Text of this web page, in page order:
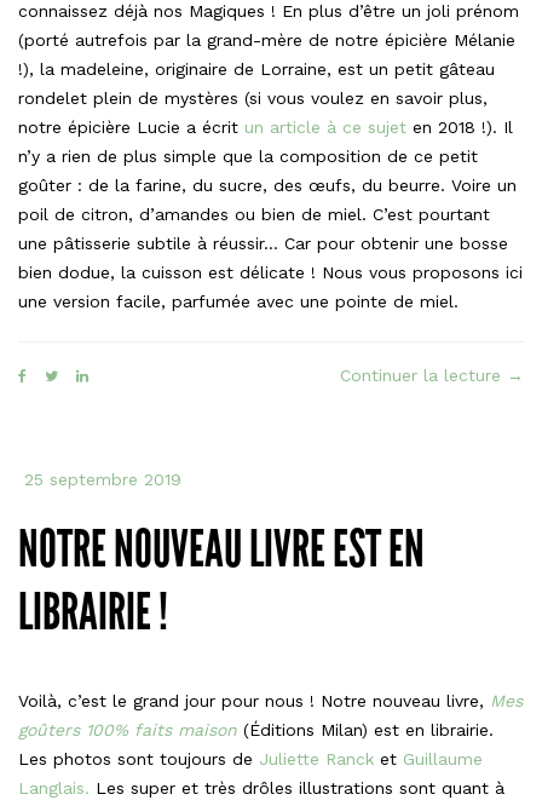
connaissez déjà nos Magiques ! En plus d’être un joli prénom
(porté autrefois par la grand-mère de notre épicière Mélanie
!), la madeleine, originaire de Lorraine, est un petit gâteau
rondelet plein de mystères (si vous voulez en savoir plus,
notre épicière Lucie a écrit un article à ce sujet en 2018 !). Il
n’y a rien de plus simple que la composition de ce petit
goûter : de la farine, du sucre, des œufs, du beurre. Voire un
poil de citron, d’amandes ou bien de miel. C’est pourtant
une pâtisserie subtile à réussir… Car pour obtenir une bosse
bien dodue, la cuisson est délicate ! Nous vous proposons ici
une version facile, parfumée avec une pointe de miel.
Continuer la lecture «
→
25 septembre 2019
NOTRE NOUVEAU LIVRE EST EN
LIBRAIRIE !
Voilà, c’est le grand jour pour nous ! Notre nouveau livre, Mes
goûters 100% faits maison (Éditions Milan) est en librairie.
Les photos sont toujours de Juliette Ranck et Guillaume
Langlais. Les super et très drôles illustrations sont quant à